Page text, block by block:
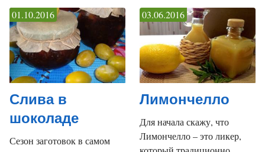
Слива в
шоколаде
01.10.2016
Сезон заготовок в самом
Лимончелло
03.06.2016
Для начала скажу, что
Лимончелло – это ликер,